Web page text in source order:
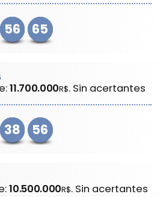
56 65
11.700.000R$. Sin acertantes
38 56
10.500.000R$. Sin acertantes